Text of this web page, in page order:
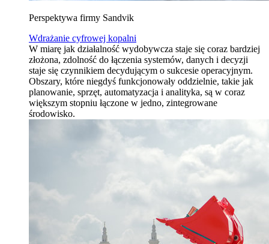
Perspektywa firmy Sandvik
Wdrażanie cyfrowej kopalni
W miarę jak działalność wydobywcza staje się coraz bardziej
złożona, zdolność do łączenia systemów, danych i decyzji
staje się czynnikiem decydującym o sukcesie operacyjnym.
Obszary, które niegdyś funkcjonowały oddzielnie, takie jak
planowanie, sprzęt, automatyzacja i analityka, są w coraz
większym stopniu łączone w jedno, zintegrowane
środowisko.